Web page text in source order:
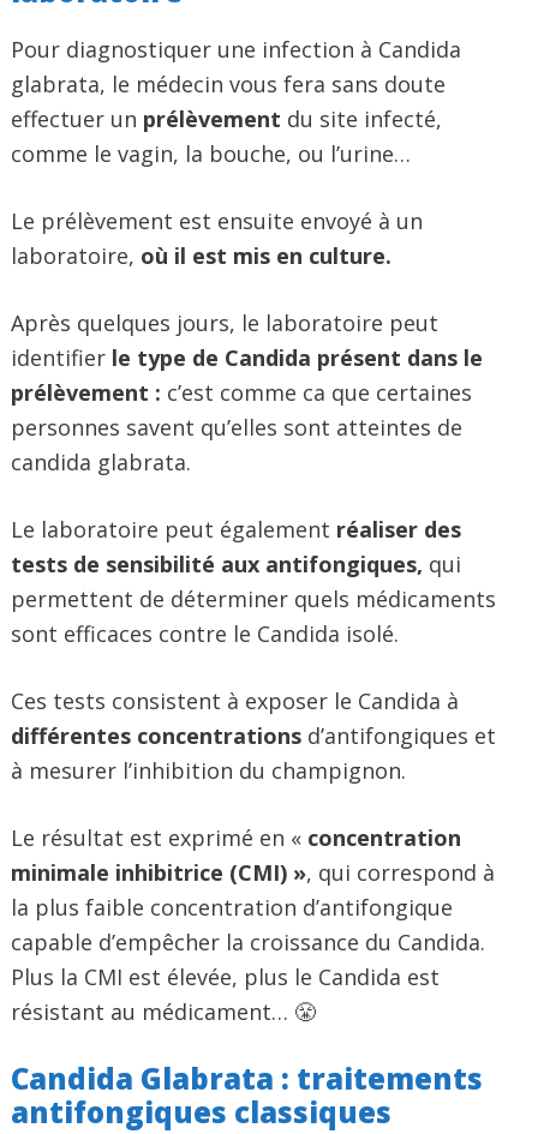
Pour diagnostiquer une infection à Candida
glabrata, le médecin vous fera sans doute
effectuer un prélèvement du site infecté,
comme le vagin, la bouche, ou l’urine…
Le prélèvement est ensuite envoyé à un
laboratoire, où il est mis en culture.
Après quelques jours, le laboratoire peut
identifier le type de Candida présent dans le
prélèvement : c’est comme ca que certaines
personnes savent qu’elles sont atteintes de
candida glabrata.
Le laboratoire peut également réaliser des
tests de sensibilité aux antifongiques, qui
permettent de déterminer quels médicaments
sont efficaces contre le Candida isolé.
Ces tests consistent à exposer le Candida à
différentes concentrations d’antifongiques et
à mesurer l’inhibition du champignon.
Le résultat est exprimé en « concentration
minimale inhibitrice (CMI) », qui correspond à
la plus faible concentration d’antifongique
capable d’empêcher la croissance du Candida.
Plus la CMI est élevée, plus le Candida est
résistant au médicament… 😤
Candida Glabrata : traitements
antifongiques classiques